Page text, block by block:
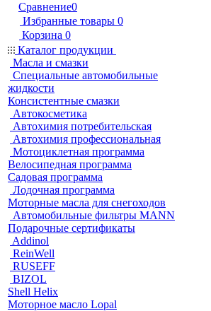
Сравнение0
Избранные товары 0
Корзина 0
Каталог продукции
Масла и смазки
Специальные автомобильные
жидкости
Консистентные смазки
Автокосметика
Автохимия потребительская
Автохимия профессиональная
Мотоциклетная программа
Велосипедная программа
Садовая программа
Лодочная программа
Моторные масла для снегоходов
Автомобильные фильтры MANN
Подарочные сертификаты
Addinol
ReinWell
RUSEFF
BIZOL
Shell Helix
Моторное масло Lopal